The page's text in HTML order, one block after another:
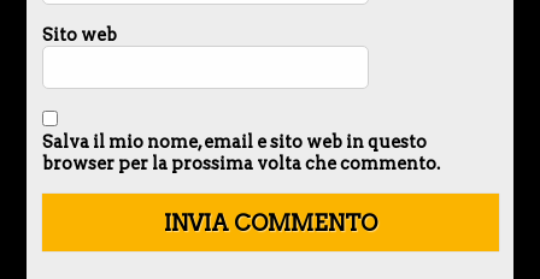
Sito web
Salva il mio nome, email e sito web in questo
browser per la prossima volta che commento.